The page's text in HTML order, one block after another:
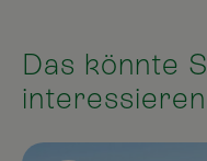
Das könnte